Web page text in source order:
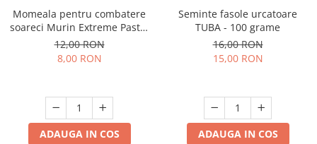
Momeala pentru combatere
soareci Murin Extreme Pasta,
150 grame
12,00 RON
8,00 RON
ADAUGA IN COS
Seminte fasole urcatoare
TUBA - 100 grame
16,00 RON
15,00 RON
ADAUGA IN COS